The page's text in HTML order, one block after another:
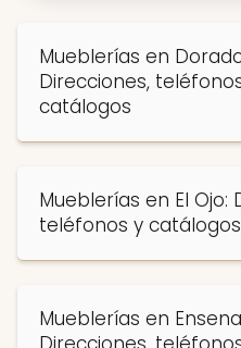
Mueblerías en
Direcciones,
catálogos
Mueblerías en El Ojo:
teléfonos y catálogos
Mueblerías en